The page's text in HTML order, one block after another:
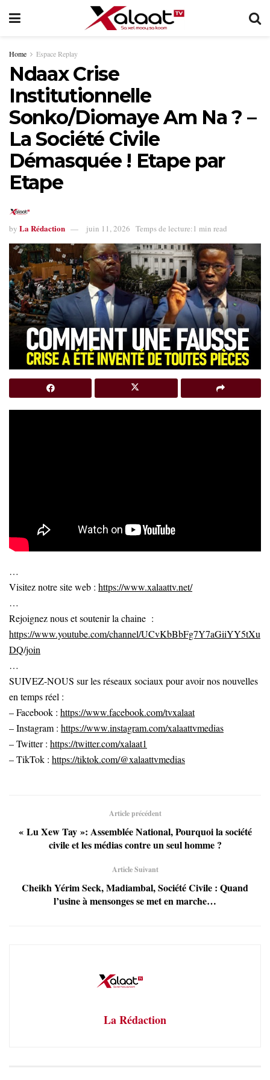
Home Espace Replay
Ndaax Crise
Institutionnelle
Sonko/Diomaye Am Na ? –
La Société Civile
Démasquée ! Etape par
Etape
by La Rédaction juin 11, 2026 Temps de lecture:1 min read
…
Visitez notre site web : https://www.xalaattv.net/
…
Rejoignez nous et soutenir la chaine :
https://www.youtube.com/channel/UCvKbBbFg7Y7aGiiYY5tXu
DQ/join
…
SUIVEZ-NOUS sur les réseaux sociaux pour avoir nos nouvelles
en temps réel :
– Facebook : https://www.facebook.com/tvxalaat
– Instagram : https://www.instagram.com/xalaattvmedias
– Twitter : https://twitter.com/xalaat1
– TikTok : https://tiktok.com/@xalaattvmedias
Article précédent
« Lu Xew Tay »: Assemblée National, Pourquoi la société
civile et les médias contre un seul homme ?
Article Suivant
Cheikh Yérim Seck, Madiambal, Société Civile : Quand
l’usine à mensonges se met en marche…
La Rédaction